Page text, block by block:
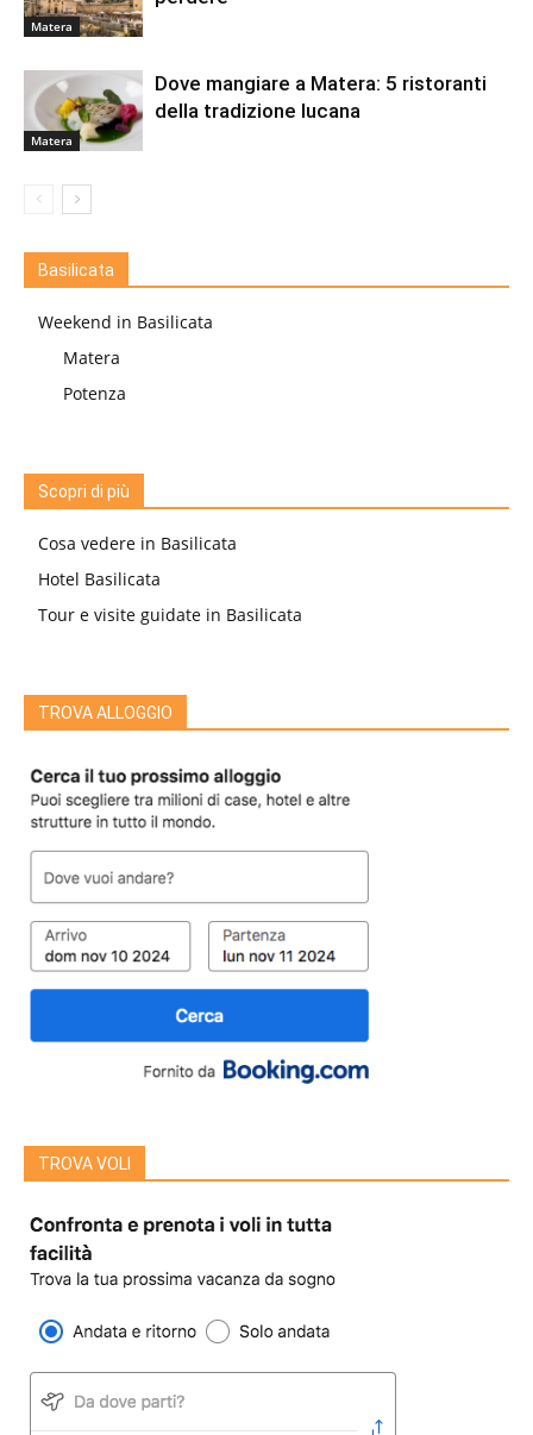
Matera
Matera
Dove mangiare a Matera: 5 ristoranti
della tradizione lucana
Basilicata
Weekend in Basilicata
Matera
Potenza
Scopri di più
Cosa vedere in Basilicata
Hotel Basilicata
Tour e visite guidate in Basilicata
TROVA ALLOGGIO
TROVA VOLI